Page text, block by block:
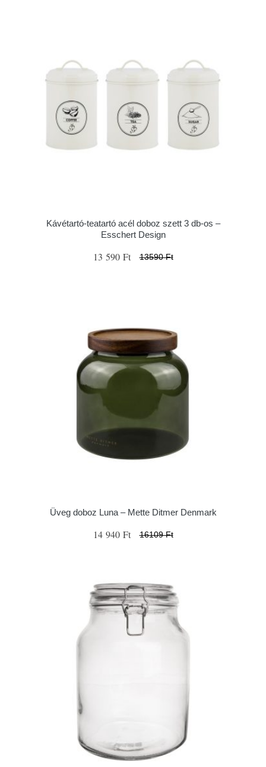
Kávétartó-teatartó acél doboz szett 3 db-os –
Esschert Design
13 590 Ft 13590 Ft
Üveg doboz Luna – Mette Ditmer Denmark
14 940 Ft 16109 Ft